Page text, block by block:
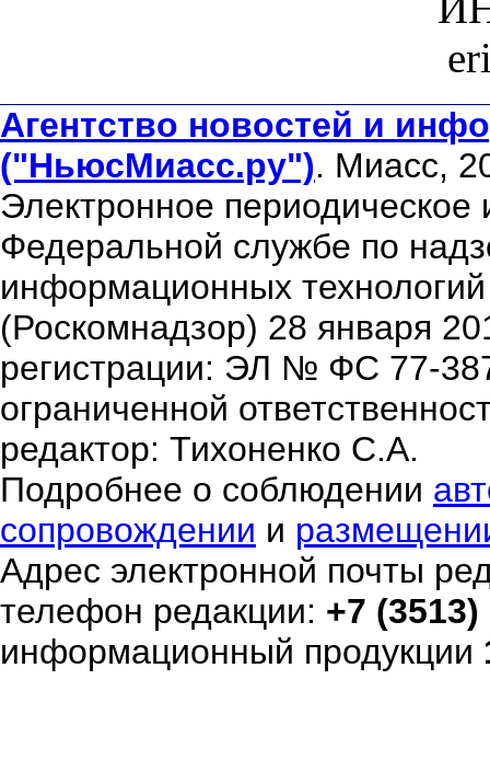
Агентство новостей и
("НьюсМиасс.ру"). Миасс,
Электронное периодическое
Федеральной службе по
информационных
(Роскомнадзор) 28 января
регистрации: ЭЛ № ФС 77-
ограниченной
редактор: Тихоненко С.А.
Подробнее о соблюдении
сопровождении и
Адрес электронной почты
телефон редакции: +7
информационный продукции